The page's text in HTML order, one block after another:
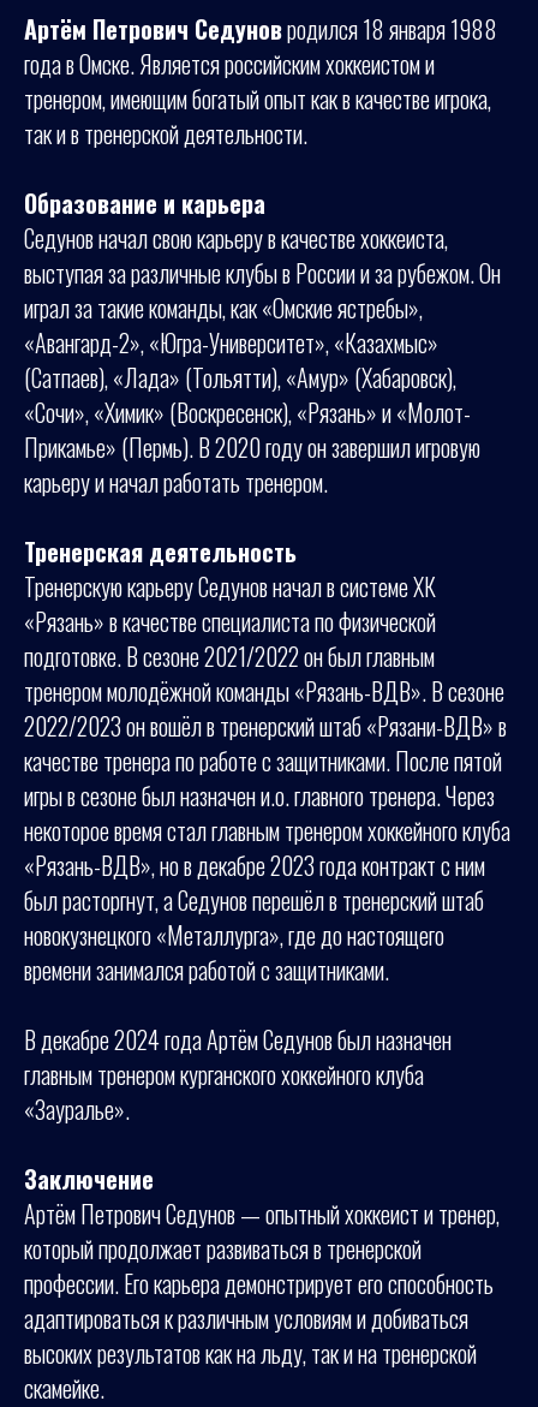
Артём Петрович Седуновродился 18 января 1988
года в Омске. Является российским хоккеистом и
тренером, имеющим богатый опыт как в качестве игрока,
так и в тренерской деятельности.
Образование и карьера
Седунов начал свою карьеру в качестве хоккеиста,
выступая за различные клубы в России и за рубежом. Он
играл за такие команды, как «Омские ястребы»,
«Авангард-2», «Югра-Университет», «Казахмыс»
(Сатпаев), «Лада» (Тольятти), «Амур» (Хабаровск),
«Сочи», «Химик» (Воскресенск), «Рязань» и «Молот-
Прикамье» (Пермь). В 2020 году он завершил игровую
карьеру и начал работать тренером.
Тренерская деятельность
Тренерскую карьеру Седунов начал в системе ХК
«Рязань» в качестве специалиста по физической
подготовке. В сезоне 2021/2022 он был главным
тренером молодёжной команды «Рязань-ВДВ». В сезоне
2022/2023 он вошёл в тренерский штаб «Рязани-ВДВ» в
качестве тренера по работе с защитниками. После пятой
игры в сезоне был назначен и.о. главного тренера. Через
некоторое время стал главным тренером хоккейного клуба
«Рязань-ВДВ», но в декабре 2023 года контракт с ним
был расторгнут, а Седунов перешёл в тренерский штаб
новокузнецкого «Металлурга», где до настоящего
времени занимался работой с защитниками.
В декабре 2024 года Артём Седунов был назначен
главным тренером курганского хоккейного клуба
«Зауралье».
Заключение
Артём Петрович Седунов — опытный хоккеист и тренер,
который продолжает развиваться в тренерской
профессии. Его карьера демонстрирует его способность
адаптироваться к различным условиям и добиваться
высоких результатов как на льду, так и на тренерской
скамейке.